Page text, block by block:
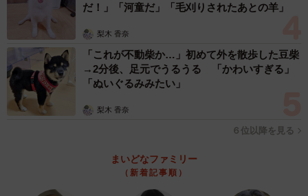
だ！」「河童だ」「毛刈りされたあとの羊」
梨木 香奈
「これが不動柴か…」初めて外を散歩した豆柴
→2分後、足元でうるうる 「かわいすぎる」
「ぬいぐるみみたい」
梨木 香奈
６位以降を見る
まいどなファミリー
（新着記事順）